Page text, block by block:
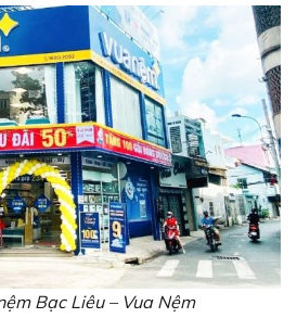
Bạc Liêu – Vua Nệm